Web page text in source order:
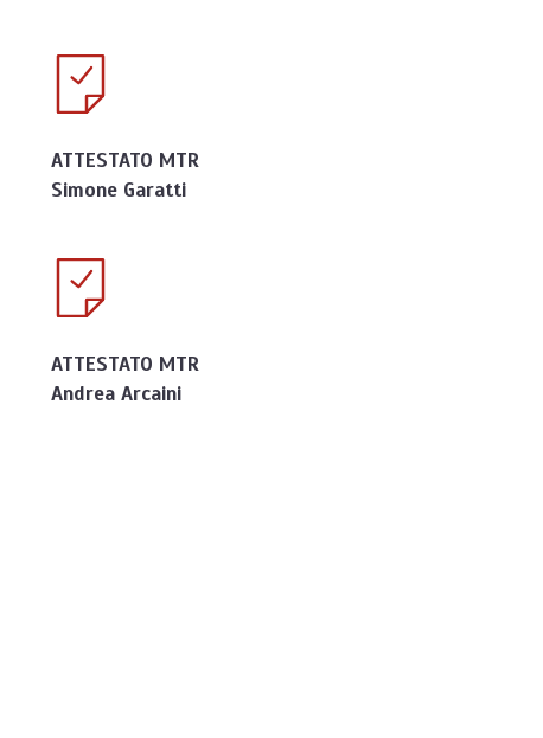
ATTESTATO MTR
Simone Garatti
ATTESTATO MTR
Andrea Arcaini